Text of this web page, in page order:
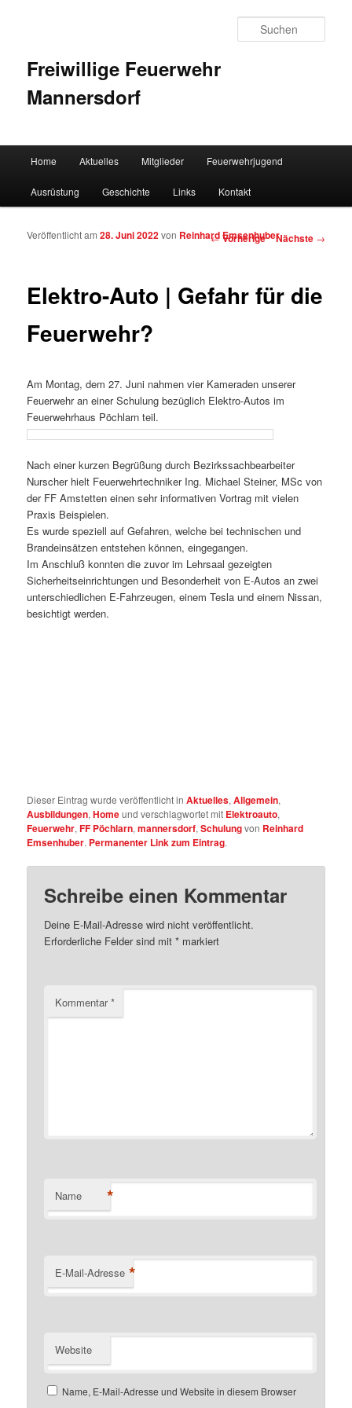
Freiwillige Feuerwehr
Mannersdorf
Zum Inhalt wechseln
Zum sekundären Inhalt wechseln
Home Aktuelles Mitglieder Feuerwehrjugend
Ausrüstung Geschichte Links Kontakt
Artikelnavigation
←Vorherige Nächste →
Elektro-Auto | Gefahr für die
Feuerwehr?
Veröffentlicht am28. Juni 2022von Reinhard Emsenhuber
Am Montag, dem 27. Juni nahmen vier Kameraden unserer
Feuerwehr an einer Schulung bezüglich Elektro-Autos im
Feuerwehrhaus Pöchlarn teil.
Nach einer kurzen Begrüßung durch Bezirkssachbearbeiter
Nurscher hielt Feuerwehrtechniker Ing. Michael Steiner, MSc von
der FF Amstetten einen sehr informativen Vortrag mit vielen
Praxis Beispielen.
Es wurde speziell auf Gefahren, welche bei technischen und
Brandeinsätzen entstehen können, eingegangen.
Im Anschluß konnten die zuvor im Lehrsaal gezeigten
Sicherheitseinrichtungen und Besonderheit von E-Autos an zwei
unterschiedlichen E-Fahrzeugen, einem Tesla und einem Nissan,
besichtigt werden.
Dieser Eintrag wurde veröffentlicht inAktuelles,Allgemein,
Ausbildungen,Homeund verschlagwortet mit Elektroauto,
Feuerwehr,FF Pöchlarn,mannersdorf,Schulungvon Reinhard
Emsenhuber. Permanenter Link zum Eintrag.
Schreibe einen Kommentar
Deine E-Mail-Adresse wird nicht veröffentlicht.
Erforderliche Felder sind mit* markiert
Kommentar*
Name *
E-Mail-Adresse *
Website
Name, E-Mail-Adresse und Website in diesem Browser